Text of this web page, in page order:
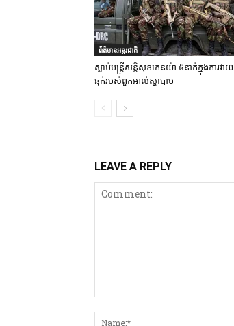
ព័ត៌មានអន្តរជាតិ
ស្លាប់មន្ត្រីសន្តិសុខកេនយ៉ា ៥នាក់ក្នុងការវាយ
ឆ្មក់របស់ពួកអាល់ស្ហាបាប
LEAVE A REPLY